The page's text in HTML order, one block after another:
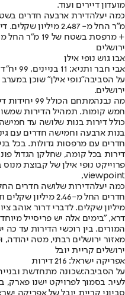
מועדון דיירים ועוד.
כמה יעלה
+ מרפסת בשטח של 19 מ"ר החל מ- 2.892 מיליון שקלים.
ירושלים
אבו גוש נופי אילן
אבי חבר ותניא: 11 בניינים, 99 יח״ד
על הסביבה"נופי אילן" שוכן
ירושלים.
מה נבנה
חמש קומות. תמהיל הדירות
כולל דירות בנות שלושה עד
בנות ארבעה וחמישה חדרים עם
חדרים עם מרפסות גדולות. בכל
דירות בכל קומה, שחלקן הגדול
פרוייקט נופי אילן של קבוצת
viewpoint,
כמה יעלה
מיליון שקלים. לדברי דרור אוהב
דרא, "בימים אלה יש פריסייל
המורים. בין רוכשי הדירות עד
מאזור ירושלים רבתי, מטה יהודה,
ירושלים קריית יובל
אפריקה ישראל: 216 דירות
על הסביבה:שכונה מתחדשת
לעיר. בסמוך לפרויקט ישנו פארק,